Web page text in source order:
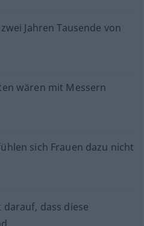
Jahren Tausende von
wären mit Messern
sich Frauen dazu nicht
darauf, dass diese